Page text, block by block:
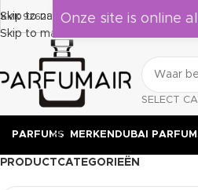
Skip to navigation
Skip to main content
KVK 92628524 Laat je verrassen
SELECT
PARFUMS MERKEN DUBAI
PRODUCTCATEGORIEËN
Onze site is online